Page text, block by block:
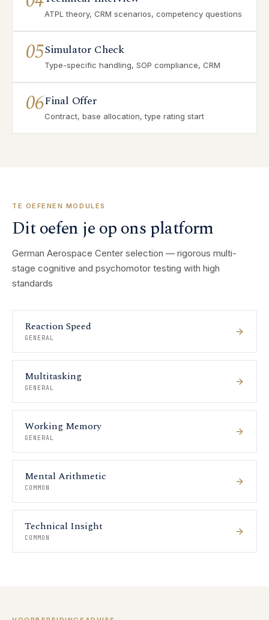
ATPL theory, CRM scenarios, competency questions
05Simulator Check
Type-specific handling, SOP compliance, CRM
06Final Offer
Contract, base allocation, type rating start
TE OEFENEN MODULES
Dit oefen je op ons platform
German Aerospace Center selection — rigorous multi-
stage cognitive and psychomotor testing with high
standards
Reaction Speed
GENERAL
Multitasking
GENERAL
Working Memory
GENERAL
Mental Arithmetic
COMMON
Technical Insight
COMMON